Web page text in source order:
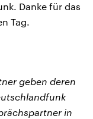
Danke für das
Tag.
geben deren
in